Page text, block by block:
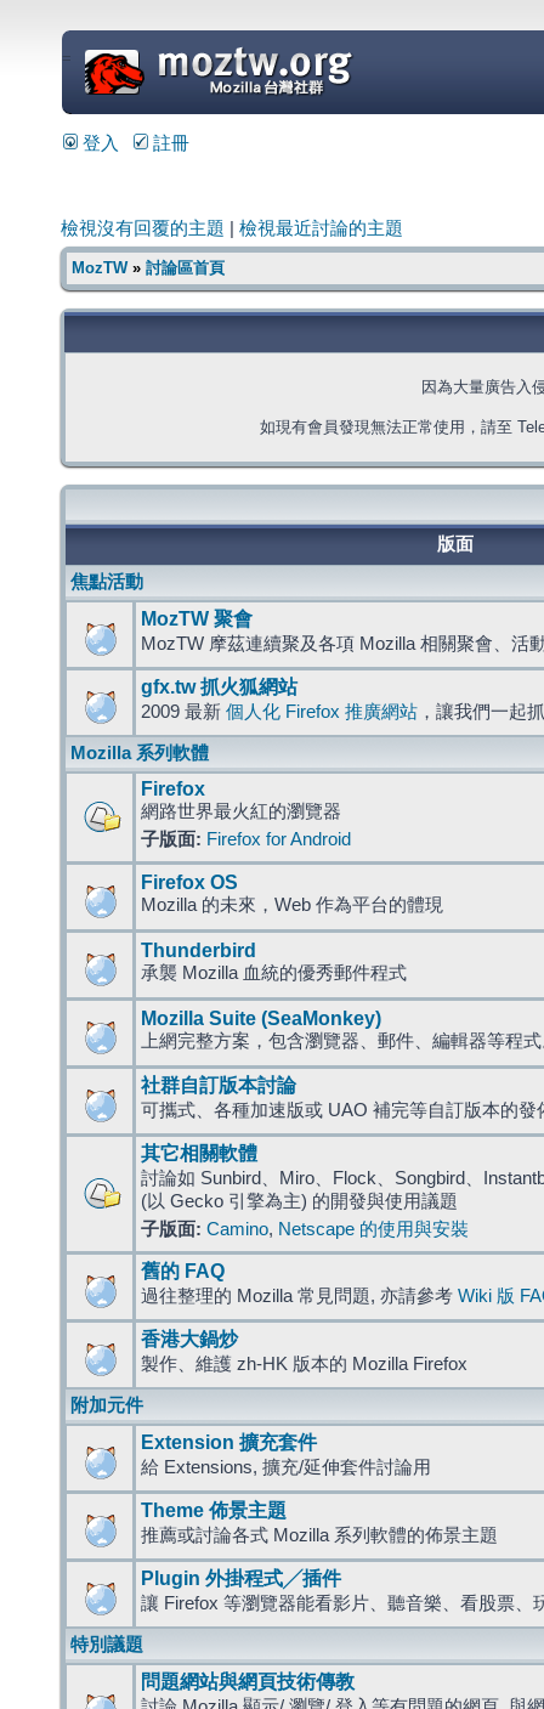
=
登入 註冊
檢視沒有回覆的主題 檢視最近討論的主題
MozTW» 討論區首頁
因為大量廣告入
如現有會員發現無法正常使用，請至
版面
焦點活動
MozTW 聚會
MozTW 摩茲連續聚及各項 Mozilla 相關聚會、活
gfx.tw 抓火狐網站
2009 最新 個人化 Firefox 推廣網站 ，讓我們一起
Mozilla 系列軟體
Firefox
網路世界最火紅的瀏覽器
子版面: Firefox for Android
Firefox OS
Mozilla 的未來，Web 作為平台的體現
Thunderbird
承襲 Mozilla 血統的優秀郵件程式
Mozilla Suite (SeaMonkey)
上網完整方案，包含瀏覽器、郵件、編輯器等程
社群自訂版本討論
可攜式、各種加速版或 UAO 補完等自訂版本的發
其它相關軟體
討論如 Sunbird、Miro、Flock、Songbird、
(以 Gecko 引擎為主) 的開發與使用議題
子版面: Camino, Netscape 的使用與安裝
舊的 FAQ
過往整理的 Mozilla 常見問題, 亦請參考 Wiki 版
香港大鍋炒
製作、維護 zh-HK 版本的 Mozilla Firefox
附加元件
Extension 擴充套件
給 Extensions, 擴充/延伸套件討論用
Theme 佈景主題
推薦或討論各式 Mozilla 系列軟體的佈景主題
Plugin 外掛程式╱插件
讓 Firefox 等瀏覽器能看影片、聽音樂、看股票、
特別議題
問題網站與網頁技術傳教